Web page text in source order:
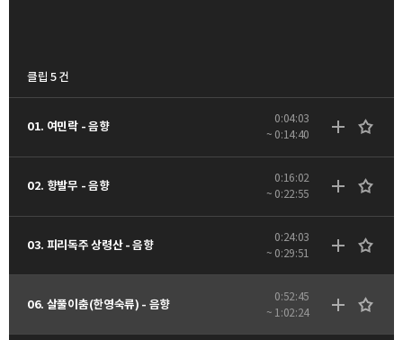
클립 5 건
01. 여민락 - 음향
0:04:03
~ 0:14:40
02. 향발무 - 음향
0:16:02
~ 0:22:55
03. 피리독주 상령산 - 음향
0:24:03
~ 0:29:51
06. 살풀이춤(한영숙류) - 음향
0:52:45
~ 1:02:24